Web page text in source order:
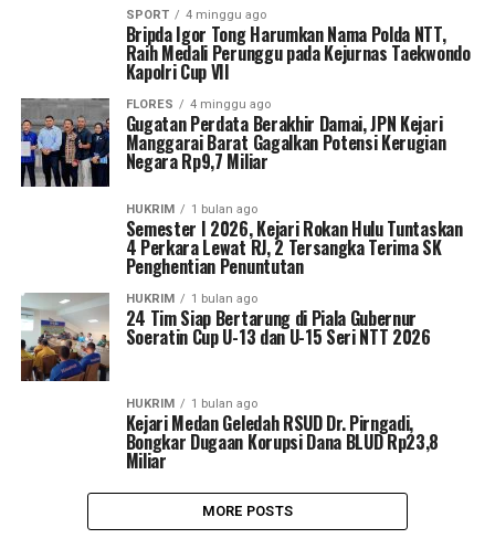
SPORT 4 minggu ago
Bripda Igor Tong Harumkan Nama Polda NTT,
Raih Medali Perunggu pada Kejurnas Taekwondo
Kapolri Cup VII
FLORES 4 minggu ago
Gugatan Perdata Berakhir Damai, JPN Kejari
Manggarai Barat Gagalkan Potensi Kerugian
Negara Rp9,7 Miliar
HUKRIM 1 bulan ago
Semester I 2026, Kejari Rokan Hulu Tuntaskan
4 Perkara Lewat RJ, 2 Tersangka Terima SK
Penghentian Penuntutan
HUKRIM 1 bulan ago
24 Tim Siap Bertarung di Piala Gubernur
Soeratin Cup U-13 dan U-15 Seri NTT 2026
HUKRIM 1 bulan ago
Kejari Medan Geledah RSUD Dr. Pirngadi,
Bongkar Dugaan Korupsi Dana BLUD Rp23,8
Miliar
MORE POSTS